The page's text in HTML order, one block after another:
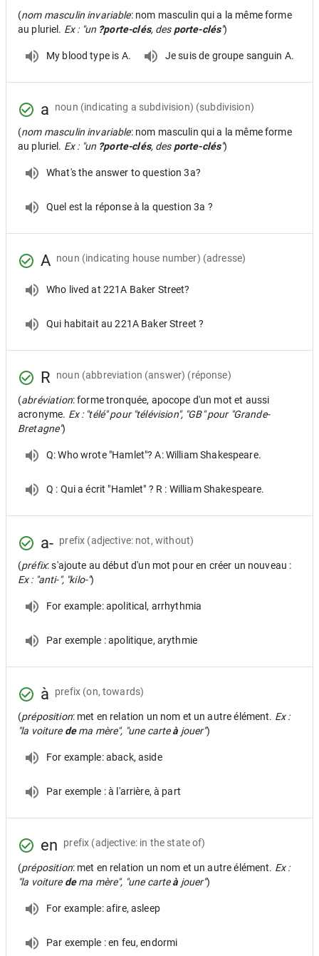
(nom masculin invariable: nom masculin qui a la même forme
au pluriel. Ex : "un ?porte-clés, des porte-clés")
My blood type is A. Je suis de groupe sanguin A.
a noun (indicating a subdivision) (subdivision)
(nom masculin invariable: nom masculin qui a la même forme
au pluriel. Ex : "un ?porte-clés, des porte-clés")
What's the answer to question 3a?
Quel est la réponse à la question 3a ?
A noun (indicating house number) (adresse)
Who lived at 221A Baker Street?
Qui habitait au 221A Baker Street ?
R noun (abbreviation (answer) (réponse)
(abréviation: forme tronquée, apocope d'un mot et aussi
acronyme. Ex : "télé" pour "télévision", "GB" pour "Grande-
Bretagne")
Q: Who wrote "Hamlet"? A: William Shakespeare.
Q : Qui a écrit "Hamlet" ? R : William Shakespeare.
a- prefix (adjective: not, without)
(préfix: s'ajoute au début d'un mot pour en créer un nouveau :
Ex : "anti-", "kilo-")
For example: apolitical, arrhythmia
Par exemple : apolitique, arythmie
à prefix (on, towards)
(préposition: met en relation un nom et un autre élément. Ex :
"la voiture dema mère", "une carteà jouer")
For example: aback, aside
Par exemple : à l'arrière, à part
en prefix (adjective: in the state of)
(préposition: met en relation un nom et un autre élément. Ex :
"la voiture dema mère", "une carteà jouer")
For example: afire, asleep
Par exemple : en feu, endormi